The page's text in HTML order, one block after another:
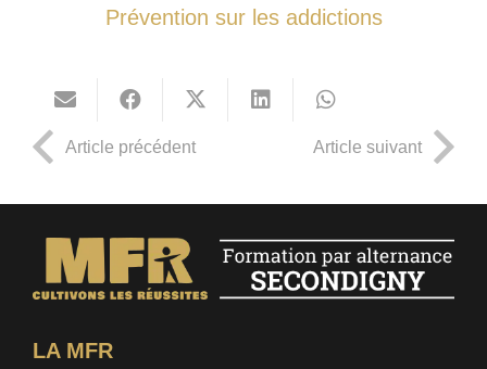
Prévention sur les addictions
Article précédent Article suivant
LA MFR